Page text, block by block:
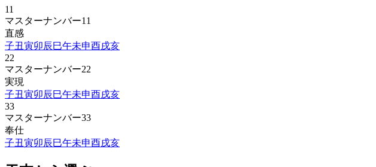
11
マスターナンバー11
直感
子丑 寅卯辰巳午未申酉戌亥
22
マスターナンバー22
実現
子丑 寅卯辰巳午未申酉戌亥
33
マスターナンバー33
奉仕
子丑 寅卯辰巳午未申酉戌亥